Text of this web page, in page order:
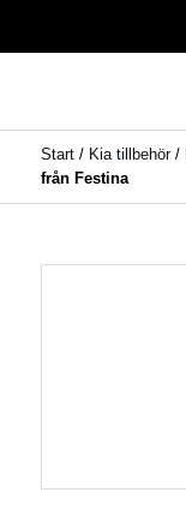
Start/ Kia tillbehör/
från Festina